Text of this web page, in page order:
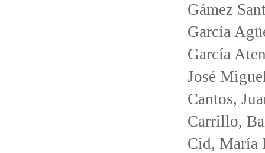
Gámez
García
García
José
Cantos,
Carrillo,
Cid, María